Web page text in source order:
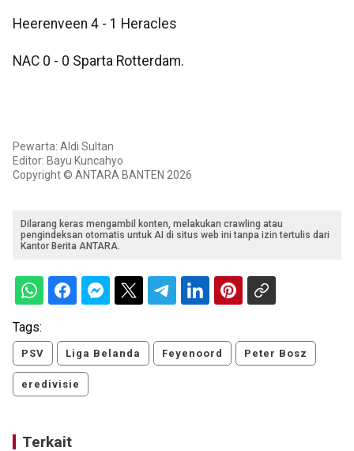
Heerenveen 4 - 1 Heracles
NAC 0 - 0 Sparta Rotterdam.
Pewarta: Aldi Sultan
Editor: Bayu Kuncahyo
Copyright © ANTARA BANTEN 2026
Dilarang keras mengambil konten, melakukan crawling atau
pengindeksan otomatis untuk AI di situs web ini tanpa izin tertulis dari
Kantor Berita ANTARA.
Tags:
PSV Liga Belanda Feyenoord Peter Bosz
eredivisie
Terkait